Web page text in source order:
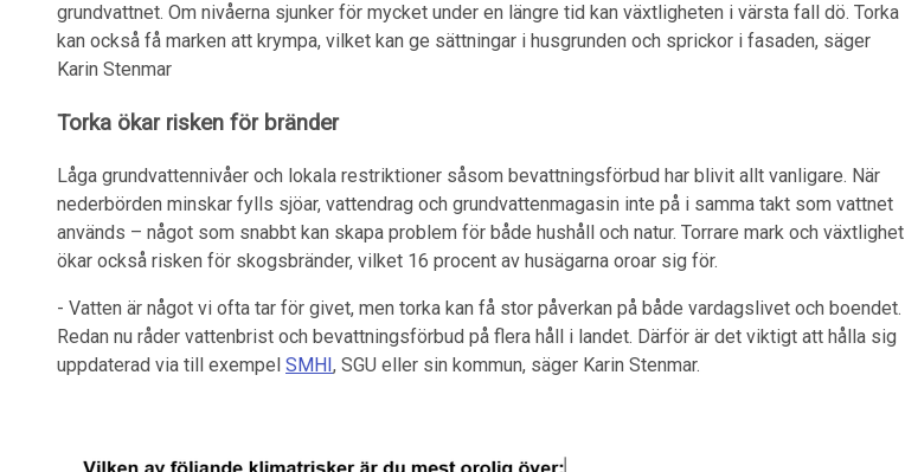
grundvattnet. Om nivåerna sjunker för mycket under en längre tid kan växtligheten i värsta fall dö. Torka
kan också få marken att krympa, vilket kan ge sättningar i husgrunden och sprickor i fasaden, säger
Karin Stenmar
Torka ökar risken för bränder
Låga grundvattennivåer och lokala restriktioner såsom bevattningsförbud har blivit allt vanligare. När
nederbörden minskar fylls sjöar, vattendrag och grundvattenmagasin inte på i samma takt som vattnet
används – något som snabbt kan skapa problem för både hushåll och natur. Torrare mark och växtlighet
ökar också risken för skogsbränder, vilket 16 procent av husägarna oroar sig för.
- Vatten är något vi ofta tar för givet, men torka kan få stor påverkan på både vardagslivet och boendet.
Redan nu råder vattenbrist och bevattningsförbud på flera håll i landet. Därför är det viktigt att hålla sig
uppdaterad via till exempel SMHI, SGU eller sin kommun, säger Karin Stenmar.